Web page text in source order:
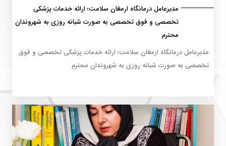
مدیرعامل درمانگاه ارمغان سلامت؛ ارائه خدمات پزشکی
تخصصی و فوق تخصصی به صورت شبانه روزی به شهروندان
محترم
مدیرعامل درمانگاه ارمغان سلامت؛ ارائه خدمات پزشکی تخصصی و فوق
تخصصی به صورت شبانه روزی به شهروندان محترم